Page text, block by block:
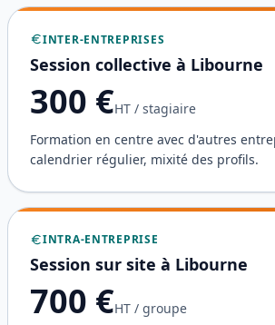
INTER-ENTREPRISES
Session collective à Libourne
300 €HT / stagiaire
Formation en centre avec d'autres
calendrier régulier, mixité des profils.
INTRA-ENTREPRISE
Session sur site à Libourne
700 €HT / groupe